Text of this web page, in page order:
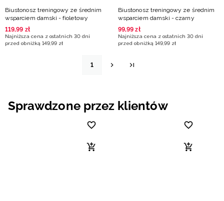
Biustonosz treningowy ze średnim
wsparciem damski - fioletowy
119,99 zł
Najniższa cena z ostatnich 30 dni
przed obniżką 149,99 zł
Biustonosz treningowy ze średnim
wsparciem damski - czarny
99,99 zł
Najniższa cena z ostatnich 30 dni
przed obniżką 149,99 zł
1
Sprawdzone przez klientów